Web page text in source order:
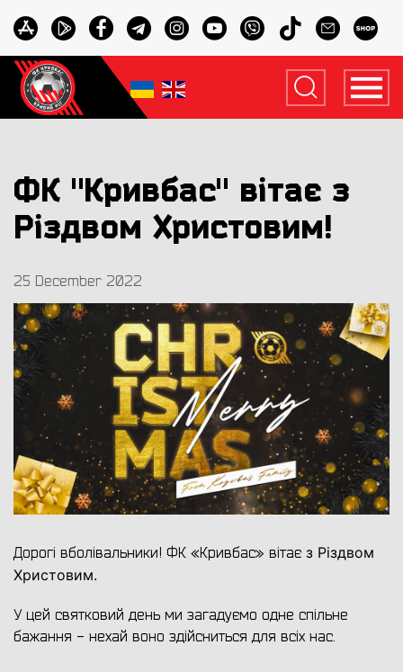
ФК "Кривбас" вітає з
Різдвом Христовим!
25 December 2022
Дорогі вболівальники! ФК «Кривбас» вітає з Різдвом
Христовим.
У цей святковий день ми загадуємо одне спільне
бажання - нехай воно здійсниться для всіх нас.